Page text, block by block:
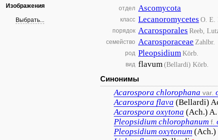
Изображения
Выбрать...
отдел Ascomycota
класс Lecanoromycetes O. E.
порядок Acarosporales Reeb,
семейство Acarosporaceae Zahlbr.
род PleopsidiumKörb.
вид flavum(Bellardi) Körb.
Синонимы
Acarospora chlorophana var.
Acarospora flava (Bellardi)
Acarospora oxytona (Ach.)
Pleopsidium chlorophanum f.
Pleopsidium oxytonum (Ach.)